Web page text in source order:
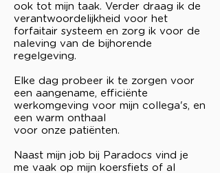
ook tot mijn taak. Verder draag ik de
verantwoordelijkheid voor het
forfaitair systeem en zorg ik voor de
naleving van de bijhorende
regelgeving.
Elke dag probeer ik te zorgen voor
een aangename, efficiënte
werkomgeving voor mijn collega's, en
een warm onthaal
voor onze patiënten.
Naast mijn job bij Paradocs vind je
me vaak op mijn koersfiets of al